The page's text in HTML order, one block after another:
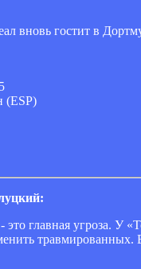
(ESP)
это главная угроза. У